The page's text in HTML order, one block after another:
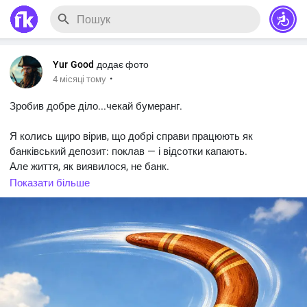
Yur Good додає фото
4 місяці тому ·
Зробив добре діло...чекай бумеранг.
Я колись щиро вірив, що добрі справи працюють як
банківський депозит: поклав — і відсотки капають.
Але життя, як виявилося, не банк.
Почалося з дрібниць.
Притримав двері в під’їзді. Ну, знаєте, класика жанру: ти
стоїш, чемно тримаєш, а людина ще за двадцять метрів і
така: “О, дякую!” — і починає йти ще повільніше. І ти вже не
можеш піти, бо ти ж людина принципів. Стоїш, як пам’ятник
ввічливості, і думаєш: “Я зараз постарію швидше, ніж ці
двері закриються”.
Показати більше